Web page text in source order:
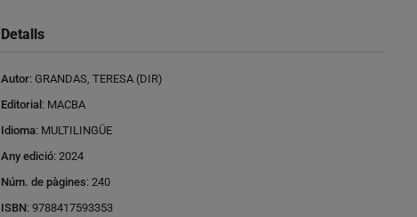
Detalls
Autor: GRANDAS, TERESA (DIR)
Editorial: MACBA
Idioma: MULTILINGÜE
Any edició: 2024
Núm. de pàgines: 240
ISBN: 9788417593353